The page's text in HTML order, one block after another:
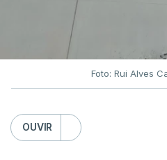
Foto: Rui Alves
OUVIR